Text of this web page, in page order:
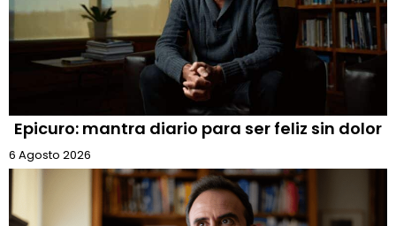
Epicuro: mantra diario para ser feliz sin dolor
6 Agosto 2026